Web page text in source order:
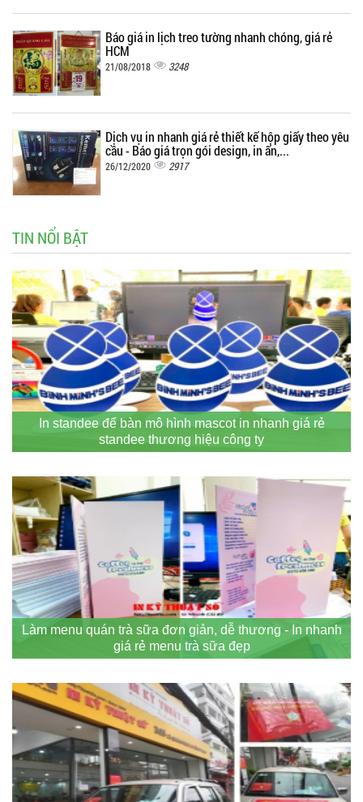
Báo giá in lịch treo tường nhanh chóng, giá rẻ
HCM
21/08/2018 3248
Dịch vụ in nhanh giá rẻ thiết kế hộp giấy theo yêu
cầu - Báo giá trọn gói design, in ấn,...
26/12/2020 2917
TIN NỔI BẬT
In standee để bàn mô hình mascot in nhanh giá rẻ
standee thương hiệu công ty
Làm menu quán trà sữa đơn giản, dễ thương - In nhanh
giá rẻ menu trà sữa đẹp